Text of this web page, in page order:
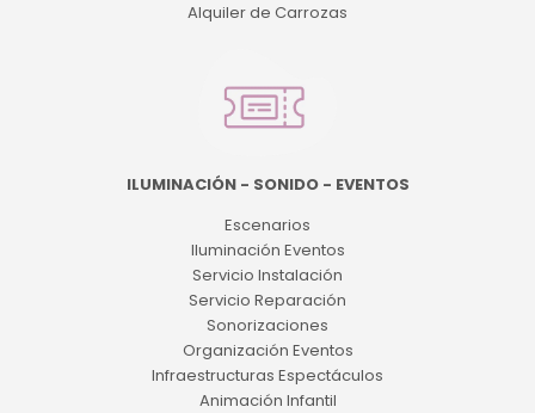
Alquiler de Carrozas
ILUMINACIÓN - SONIDO - EVENTOS
Escenarios
Iluminación Eventos
Servicio Instalación
Servicio Reparación
Sonorizaciones
Organización Eventos
Infraestructuras Espectáculos
Animación Infantil